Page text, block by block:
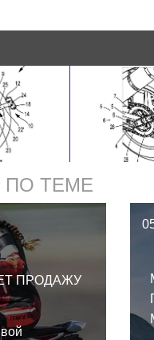
ПО ТЕМЕ
ПРОДАЖУ